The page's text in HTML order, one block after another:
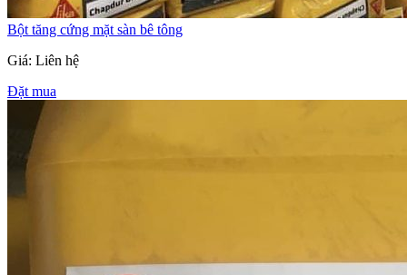
Bột tăng cứng mặt sàn bê tông
Giá: Liên hệ
Đặt mua